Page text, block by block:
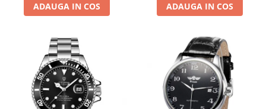
ADAUGA IN COS ADAUGA IN COS